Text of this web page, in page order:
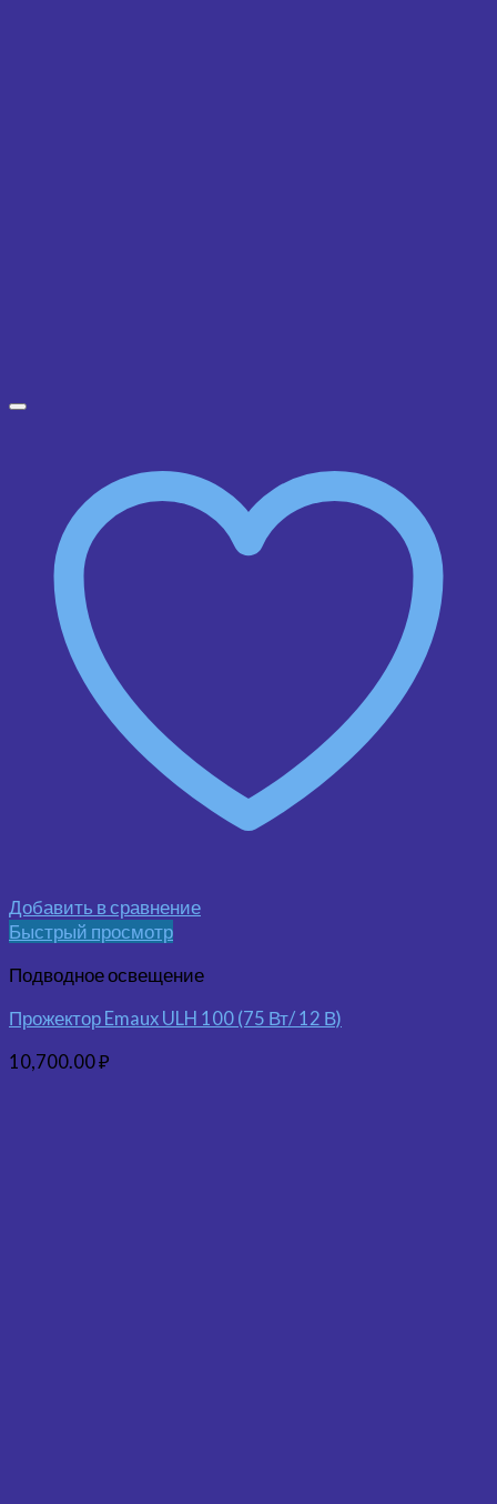
Добавить в сравнение
Быстрый просмотр
Подводное освещение
Прожектор Emaux ULH 100 (75 Вт/ 12 В)
10,700.00₽